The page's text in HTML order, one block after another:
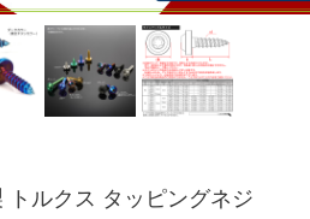
トルクス タッピングネジ